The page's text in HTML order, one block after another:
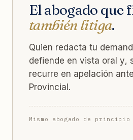
El abogado que
también litiga.
Quien redacta tu
defiende en vista oral y,
recurre en apelación
Provincial.
Mismo abogado de